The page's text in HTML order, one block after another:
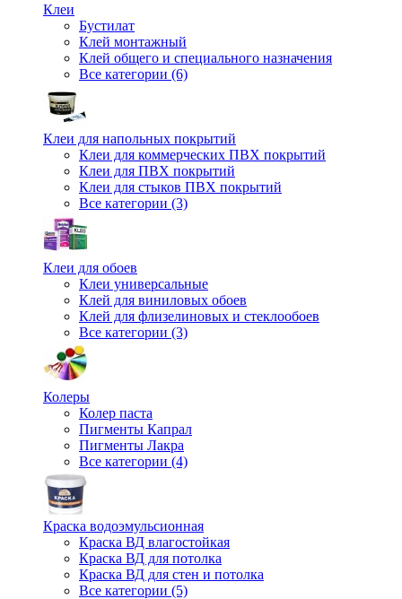
Клеи
Бустилат
Клей монтажный
Клей общего и специального назначения
Все категории (6)
Клеи для напольных покрытий
Клеи для коммерческих ПВХ покрытий
Клеи для ПВХ покрытий
Клеи для стыков ПВХ покрытий
Все категории (3)
Клеи для обоев
Клеи универсальные
Клей для виниловых обоев
Клей для флизелиновых и стеклообоев
Все категории (3)
Колеры
Колер паста
Пигменты Капрал
Пигменты Лакра
Все категории (4)
Краска водоэмульсионная
Краска ВД влагостойкая
Краска ВД для потолка
Краска ВД для стен и потолка
Все категории (5)